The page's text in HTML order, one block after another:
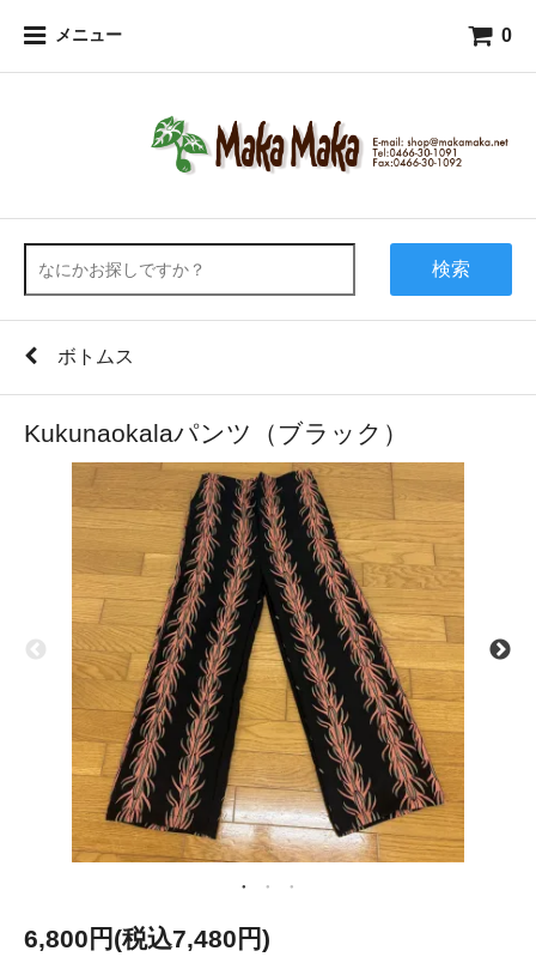
メニュー 0
検索
ボトムス
Kukunaokalaパンツ（ブラック）
6,800円(税込7,480円)